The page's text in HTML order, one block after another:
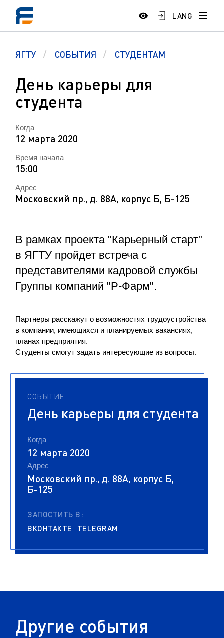
LANG
ЯГТУ СОБЫТИЯ СТУДЕНТАМ
День карьеры для
студента
В рамках проекта "Карьерный старт"
в ЯГТУ пройдет встреча с
представителями кадровой службы
Группы компаний "Р-Фарм".
Партнеры расскажут о возможностях трудоустройства
в компании, имеющихся и планируемых вакансиях,
планах предприятия.
Студенты смогут задать интересующие из вопросы.
СОБЫТИЕ
День карьеры для студента
Когда
12 марта 2020
Адрес
Московский пр., д. 88А, корпус Б,
Б-125
ЗАПОСТИТЬ В:
ВКОНТАКТЕ
TELEGRAM
Когда
12 марта 2020
Время начала
15:00
Адрес
Московский пр., д. 88А, корпус Б, Б-125
Другие события